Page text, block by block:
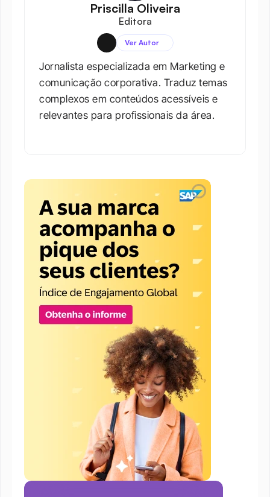
Priscilla Oliveira
Editora
Ver Autor
Jornalista especializada em Marketing e
comunicação corporativa. Traduz temas
complexos em conteúdos acessíveis e
relevantes para profissionais da área.​